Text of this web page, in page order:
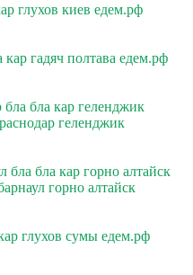
глухов киев едем.рф
кар гадяч полтава едем.рф
бла бла кар геленджик
геленджик
бла бла кар горно алтайск
горно алтайск
глухов сумы едем.рф